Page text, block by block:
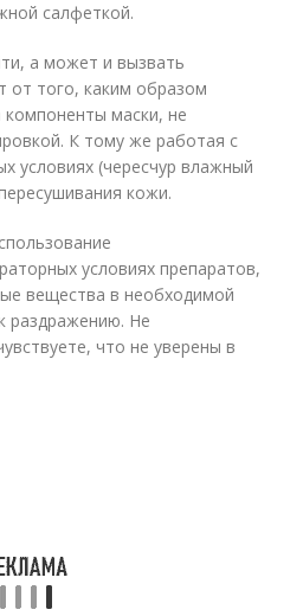
салфеткой.
а может и вызвать
от того, каким образом
компоненты маски, не
К тому же работая с
условиях (чересчур влажный
кожи.
условиях препаратов,
вещества в необходимой
раздражению. Не
что не уверены в